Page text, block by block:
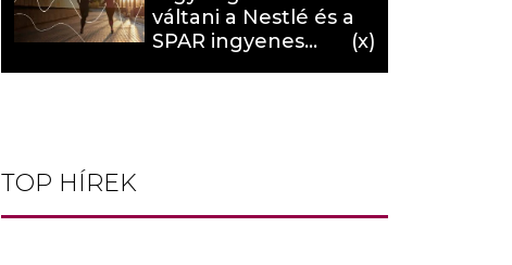
váltani a Nestlé és a
SPAR ingyenes
TOP HÍREK